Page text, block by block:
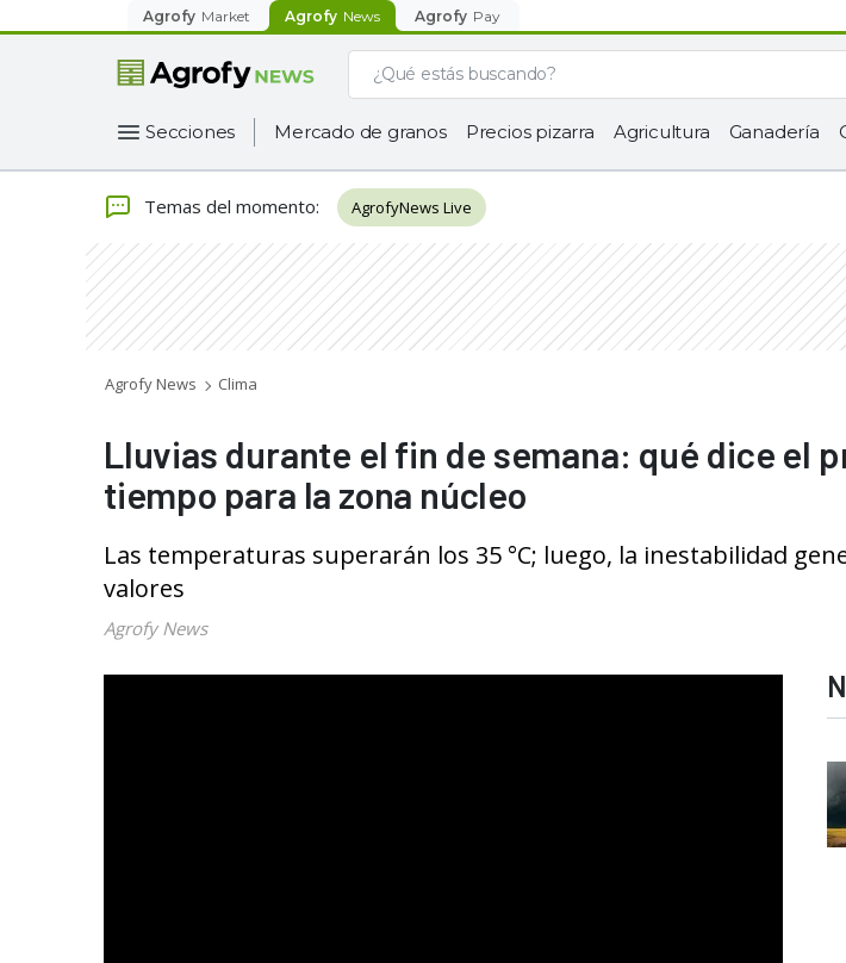
Agrofy Market Agrofy News Agrofy Pay
Secciones Mercado de granos Precios pizarra Agricultura Ganadería
Temas del momento: AgrofyNews Live
Agrofy News Clima
Lluvias durante el fin de semana: qué dice el
tiempo para la zona núcleo
Las temperaturas superarán los 35 °C; luego, la inestabilidad
valores
Agrofy News